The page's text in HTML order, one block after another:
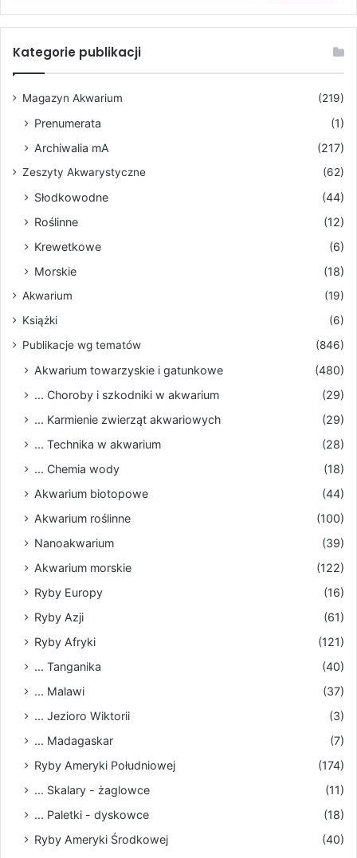
Kategorie publikacji
Magazyn Akwarium (219)
Prenumerata
(1)
Archiwalia mA
(217)
Zeszyty Akwarystyczne (62)
Słodkowodne
(44)
Roślinne
(12)
Krewetkowe
(6)
Morskie
(18)
Akwarium
(19)
Książki
(6)
Publikacje wg tematów
(846)
Akwarium towarzyskie i gatunkowe
(480)
... Choroby i szkodniki w akwarium
(29)
... Karmienie zwierząt akwariowych
(29)
... Technika w akwarium
(28)
... Chemia wody
(18)
Akwarium biotopowe
(44)
Akwarium roślinne
(100)
Nanoakwarium
(39)
Akwarium morskie
(122)
Ryby Europy
(16)
Ryby Azji
(61)
Ryby Afryki
(121)
... Tanganika
(40)
... Malawi
(37)
... Jezioro Wiktorii
(3)
... Madagaskar
(7)
Ryby Ameryki Południowej
(174)
... Skalary - żaglowce
(11)
... Paletki - dyskowce
(18)
Ryby Ameryki Środkowej
(40)